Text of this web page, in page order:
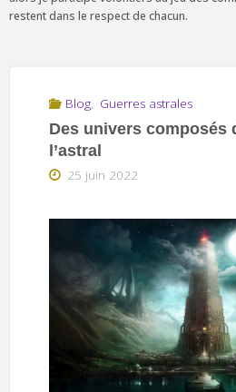
restent dans le respect de chacun.
Blog, Guerres astrales
Des univers composés
l’astral
25 juin 2022